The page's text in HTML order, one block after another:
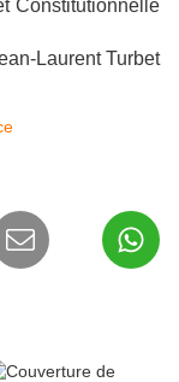
Constitutionnelle
Laurent Turbet